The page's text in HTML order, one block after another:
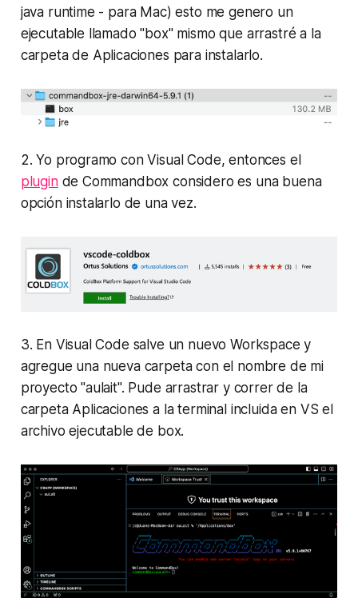
java runtime - para Mac) esto me genero un
ejecutable llamado "box" mismo que arrastré a la
carpeta de Aplicaciones para instalarlo.
2. Yo programo con Visual Code, entonces el
pluginde Commandbox considero es una buena
opción instalarlo de una vez.
3. En Visual Code salve un nuevo Workspace y
agregue una nueva carpeta con el nombre de mi
proyecto "aulait". Pude arrastrar y correr de la
carpeta Aplicaciones a la terminal incluida en VS el
archivo ejecutable de box.